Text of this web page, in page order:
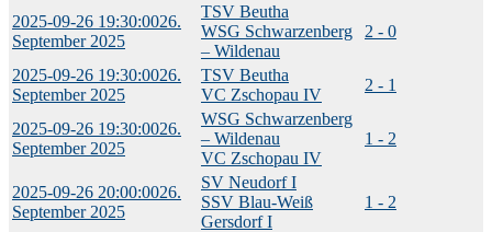
2025-09-26 19:30:0026.
September 2025
TSV Beutha
WSG Schwarzenberg
– Wildenau
2 - 0
2025-09-26 19:30:0026.
September 2025
TSV Beutha
VC Zschopau IV
2 - 1
2025-09-26 19:30:0026.
September 2025
WSG Schwarzenberg
– Wildenau
VC Zschopau IV
1 - 2
2025-09-26 20:00:0026.
September 2025
SV Neudorf I
SSV Blau-Weiß
Gersdorf I
1 - 2